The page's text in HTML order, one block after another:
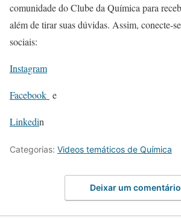
comunidade do Clube da Química para
além de tirar suas dúvidas. Assim, conecte-
sociais:
Instagram
Facebook e
Linkedin
Categorias: Videos temáticos de Química
Deixar um comentário